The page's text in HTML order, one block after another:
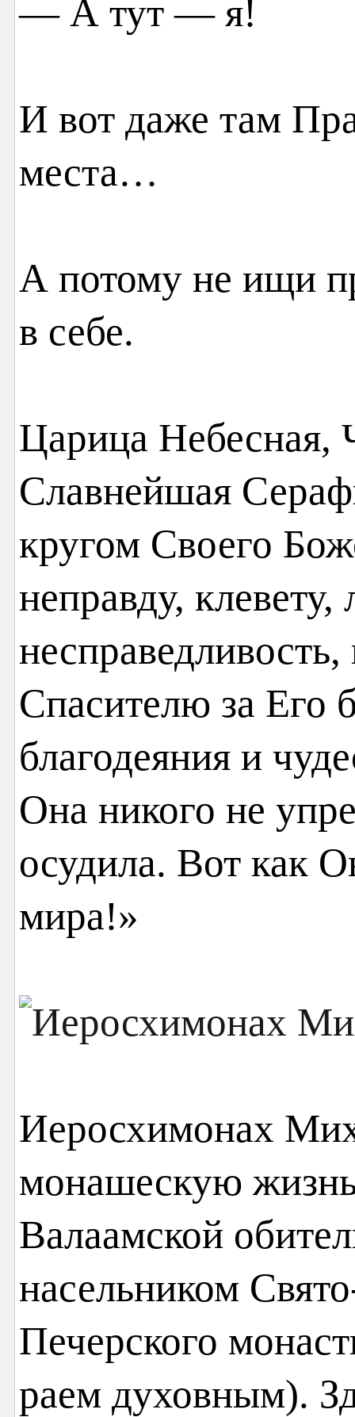
— А тут — я!
И вот даже там
места…
А потому не ищи
в себе.
Царица Небесная,
Славнейшая
кругом Своего
неправду, клевету,
Спасителю за Его
благодеяния и
Она никого не
осудила. Вот как
мира!»
Иеро­схимонах
монашескую
Валаамской
насельником
Печерского
раем духовным).